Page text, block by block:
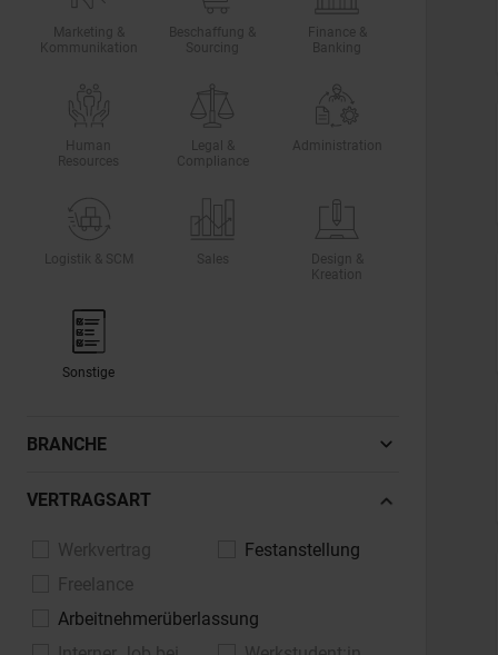
Marketing &
Kommunikation
Beschaffung &
Sourcing
Finance &
Banking
Human
Resources
Legal &
Compliance
Administration
Logistik & SCM Sales
Design &
Kreation
Sonstige
BRANCHE
Automotive, Fahrzeugindustrie
Versicherungen
Bau, Architektur, Immobilien
Chemie, Pharma, Life Sciences
VERTRAGSART
Werkvertrag
Festanstellung
Freelance
Arbeitnehmerüberlassung